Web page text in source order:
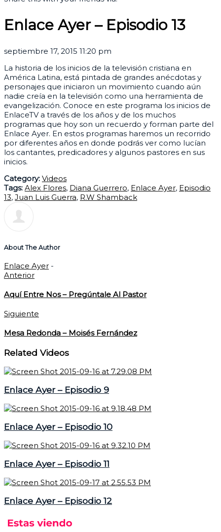
Enlace Ayer – Episodio 13
septiembre 17, 2015 11:20 pm
La historia de los inicios de la televisión cristiana en
América Latina, está pintada de grandes anécdotas y
personajes que iniciaron un movimiento cuando aún
nadie creía en la televisión como una herramienta de
evangelización. Conoce en este programa los inicios de
EnlaceTV a través de los años y de los muchos
programas que hoy son un recuerdo y forman parte del
Enlace Ayer. En estos programas haremos un recorrido
por diferentes años en donde podrás ver como lucían
los cantantes, predicadores y algunos pastores en sus
inicios.
Category: Videos
Tags: Alex Flores, Diana Guerrero, Enlace Ayer, Episodio
13, Juan Luis Guerra, R.W Shamback
About The Author
Enlace Ayer -
Anterior
Aquí Entre Nos – Pregúntale Al Pastor
Siguiente
Mesa Redonda – Moisés Fernández
Related Videos
Enlace Ayer – Episodio 9
Enlace Ayer – Episodio 10
Enlace Ayer – Episodio 11
Enlace Ayer – Episodio 12